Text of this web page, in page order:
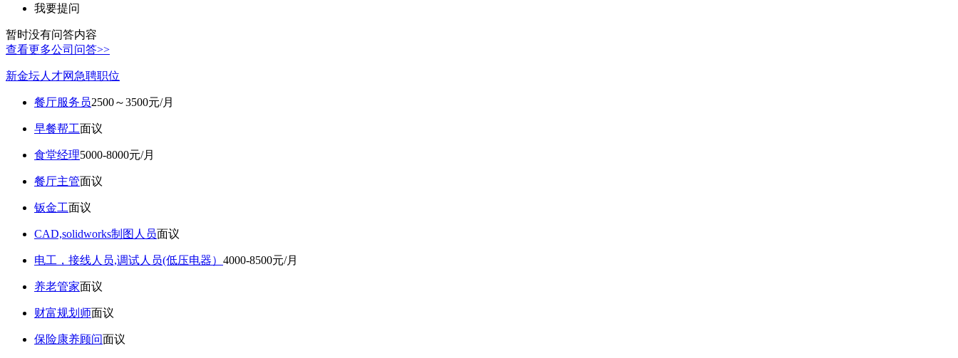
我要提问
暂时没有问答内容
查看更多公司问答>>
新金坛人才网急聘职位
餐厅服务员2500～3500元/月
早餐帮工面议
食堂经理5000-8000元/月
餐厅主管面议
钣金工面议
CAD,solidworks制图人员面议
电工，接线人员,调试人员(低压电器） 4000-8500元/月
养老管家面议
财富规划师面议
保险康养顾问面议